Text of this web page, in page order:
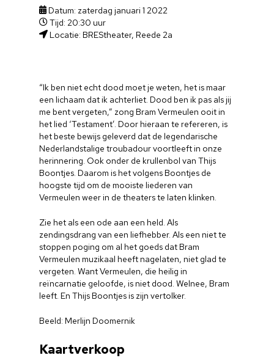
“Ik ben niet echt dood moet je weten, het is maar
een lichaam dat ik achterliet. Dood ben ik pas als jij
me bent vergeten,” zong Bram Vermeulen ooit in
het lied ‘Testament’. Door hieraan te refereren, is
het beste bewijs geleverd dat de legendarische
Nederlandstalige troubadour voortleeft in onze
herinnering. Ook onder de krullenbol van Thijs
Boontjes. Daarom is het volgens Boontjes de
hoogste tijd om de mooiste liederen van
Vermeulen weer in de theaters te laten klinken.
Zie het als een ode aan een held. Als
zendingsdrang van een liefhebber. Als een niet te
stoppen poging om al het goeds dat Bram
Vermeulen muzikaal heeft nagelaten, niet glad te
vergeten. Want Vermeulen, die heilig in
reïncarnatie geloofde, is niet dood. Welnee, Bram
leeft. En Thijs Boontjes is zijn vertolker.
Beeld: Merlijn Doomernik
Kaartverkoop
Datum: zaterdag januari 1 2022
Tijd: 20:30 uur
Locatie: BREStheater, Reede 2a